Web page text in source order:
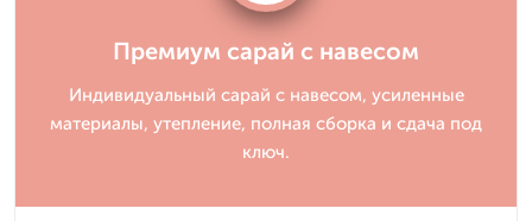
Премиум сарай с навесом
Индивидуальный сарай с навесом, усиленные
материалы, утепление, полная сборка и сдача под
ключ.